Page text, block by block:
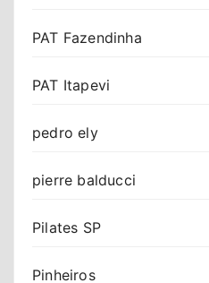
PAT Fazendinha
PAT Itapevi
pedro ely
pierre balducci
Pilates SP
Pinheiros